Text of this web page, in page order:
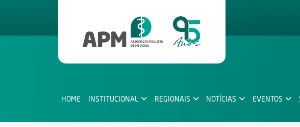
HOME INSTITUCIONAL REGIONAIS NOTÍCIAS EVENTOS